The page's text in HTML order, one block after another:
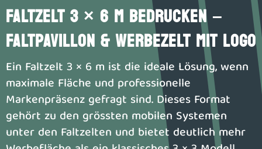
FALTZELT 3 × 6 M BEDRUCKEN –
FALTPAVILLON & WERBEZELT MIT LOGO
Ein Faltzelt 3 × 6 m ist die ideale Lösung, wenn
maximale Fläche und professionelle
Markenpräsenz gefragt sind. Dieses Format
gehört zu den grössten mobilen Systemen
unter den Faltzelten und bietet deutlich mehr